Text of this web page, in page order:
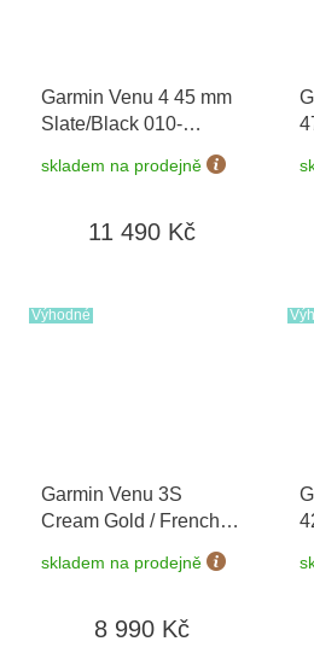
Garmin Venu 4 45 mm
Slate/Black 010-
skladem na prodejně
11 490 Kč
Výhodné
Garmin Venu 3S
Cream Gold / French
Band 010-02785-55
řemínek
skladem na prodejně
8 990 Kč